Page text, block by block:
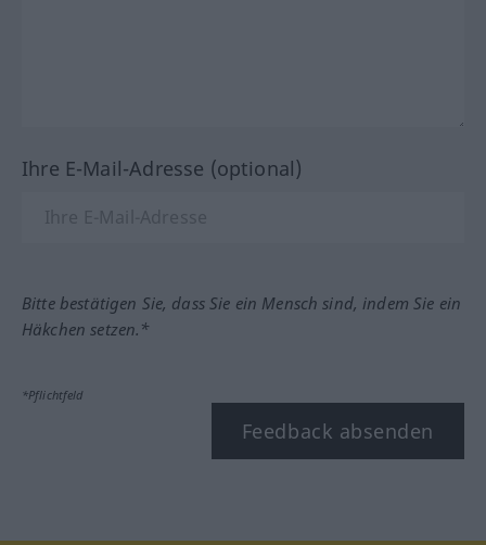
Ihre E-Mail-Adresse (optional)
Bitte bestätigen Sie, dass Sie ein Mensch sind, indem Sie ein
Häkchen setzen.*
*Pflichtfeld
Feedback absenden